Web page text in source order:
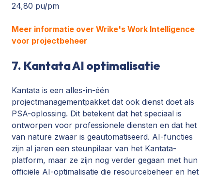
24,80 pu/pm
Meer informatie over Wrike's Work Intelligence
voor projectbeheer
7. Kantata AI optimalisatie
Kantata is een alles-in-één
projectmanagementpakket dat ook dienst doet als
PSA-oplossing. Dit betekent dat het speciaal is
ontworpen voor professionele diensten en dat het
van nature zwaar is geautomatiseerd. AI-functies
zijn al jaren een steunpilaar van het Kantata-
platform, maar ze zijn nog verder gegaan met hun
officiële AI-optimalisatie die resourcebeheer en het